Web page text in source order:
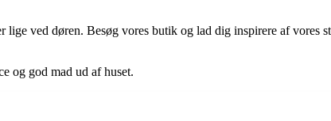
lige ved døren. Besøg vores butik og lad dig inspirere af
og god mad ud af huset.